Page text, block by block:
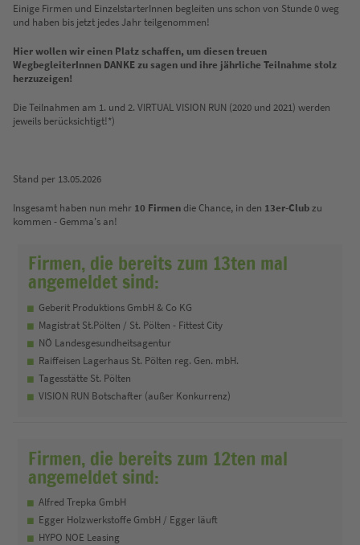
Einige Firmen und EinzelstarterInnen begleiten uns schon von Stunde 0 weg
und haben bis jetzt jedes Jahr teilgenommen!
Hier wollen wir einen Platz schaffen, um diesen treuen
WegbegleiterInnen DANKE zu sagen und ihre jährliche Teilnahme stolz
herzuzeigen!
Die Teilnahmen am 1. und 2. VIRTUAL VISION RUN (2020 und 2021) werden
jeweils berücksichtigt!*)
Stand per 13.05.2026
Insgesamt haben nun mehr 10 Firmen die Chance, in den 13er-Clubzu
kommen - Gemma's an!
Firmen, die bereits zum 13ten mal
angemeldet sind:
Geberit Produktions GmbH & Co KG
Magistrat St.Pölten / St. Pölten - Fittest City
NÖ Landesgesundheitsagentur
Raiffeisen Lagerhaus St. Pölten reg. Gen. mbH.
Tagesstätte St. Pölten
VISION RUN Botschafter (außer Konkurrenz)
Firmen, die bereits zum 12ten mal
angemeldet sind:
Alfred Trepka GmbH
Egger Holzwerkstoffe GmbH / Egger läuft
HYPO NOE Leasing